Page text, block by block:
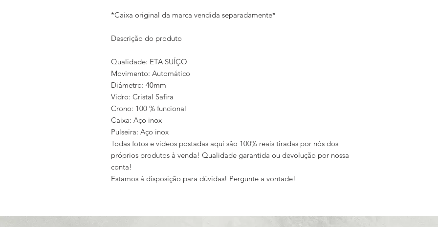
*Caixa original da marca vendida separadamente*
Descrição do produto
Qualidade: ETA SUÍÇO
Movimento: Automático
Diâmetro: 40mm
Vidro: Cristal Safira
Crono: 100 % funcional
Caixa: Aço inox
Pulseira: Aço inox
Todas fotos e vídeos postadas aqui são 100% reais tiradas por nós dos
próprios produtos à venda! Qualidade garantida ou devolução por nossa
conta!
Estamos à disposição para dúvidas! Pergunte a vontade!